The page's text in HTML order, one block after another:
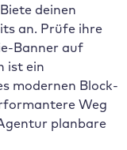
deinen
an. Prüfe ihre
Banner auf
ist ein
modernen Block-
Weg
planbare